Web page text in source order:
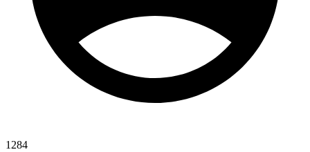
1284